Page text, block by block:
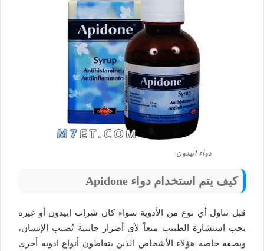
دواء ابيدون
كيف يتم استخدام دواء Apidone
قبل تناول أي نوع من الأدوية سواء كان شراب ابيدون أو غيره
يجب استشارة الطبيب منعاً لأي أضرار جانبية تُصيب الإنسان،
وبصفة خاصة هؤلاء الأشخاص الذين يتعاطون أنواع ادوية أخرى